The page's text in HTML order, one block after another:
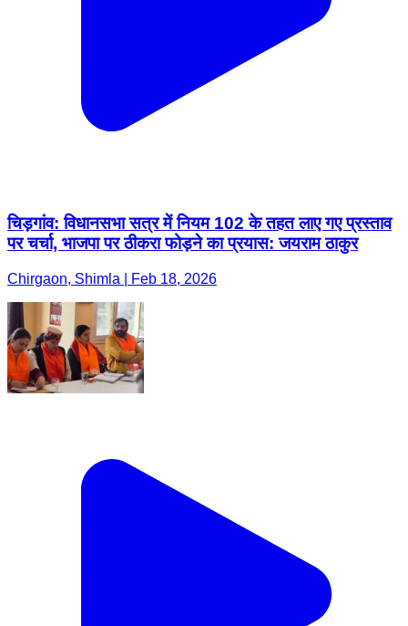
चिड़गांव: विधानसभा सत्र में नियम 102 के तहत लाए गए प्रस्ताव
पर चर्चा, भाजपा पर ठीकरा फोड़ने का प्रयास: जयराम ठाकुर
Chirgaon, Shimla | Feb 18, 2026